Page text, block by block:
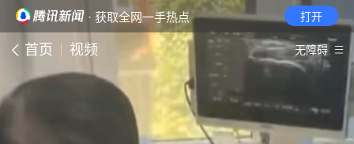
· 获取全网一手热点 打开
首页 视频 无障碍